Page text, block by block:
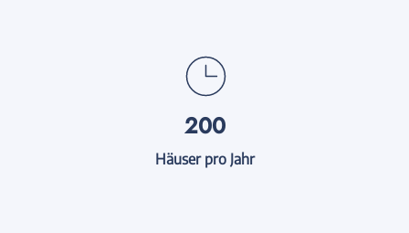
200
Häuser pro Jahr